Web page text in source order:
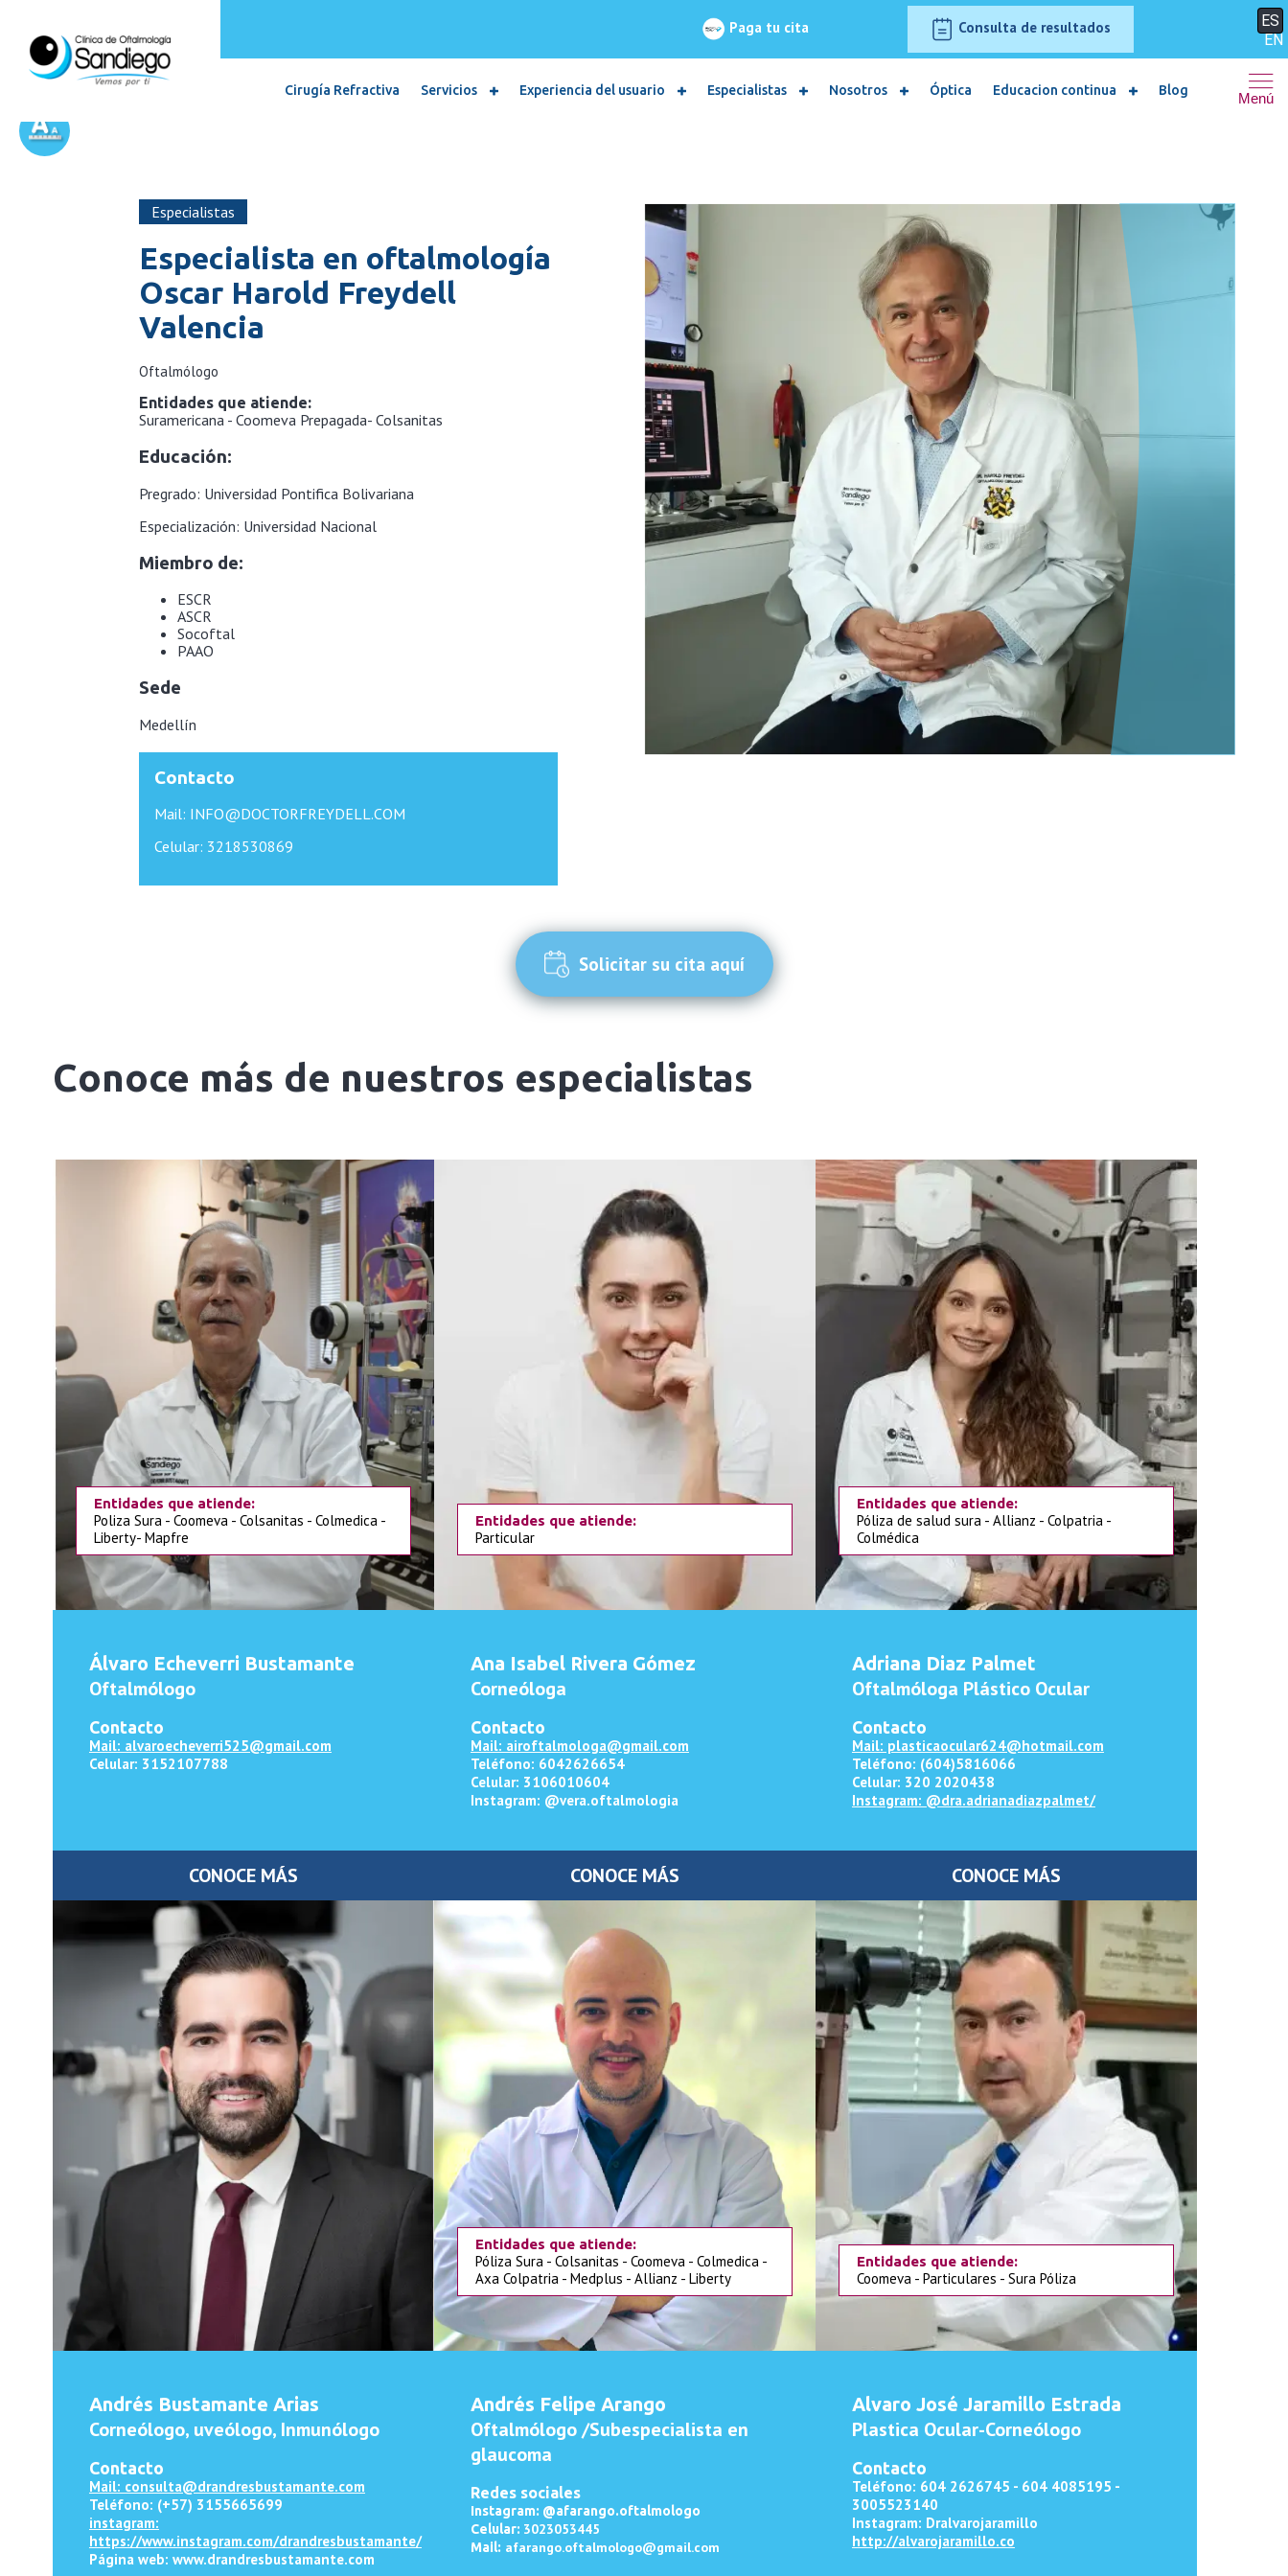
Paga tu cita Consulta de resultados
ES
EN
Cirugía Refractiva Servicios Experiencia del usuario Especialistas Nosotros Óptica Educacion continua Blog Menú
Especialistas
Especialista en oftalmología
Oscar Harold Freydell
Valencia
Oftalmólogo
Entidades que atiende:
Suramericana - Coomeva Prepagada- Colsanitas
Educación:
Pregrado: Universidad Pontifica Bolivariana
Especialización: Universidad Nacional
Miembro de:
ESCR
ASCR
Socoftal
PAAO
Sede
Medellín
Contacto
Mail: INFO@DOCTORFREYDELL.COM
Celular: 3218530869
Solicitar su cita aquí
Conoce más de nuestros especialistas
Entidades que atiende:
Poliza Sura - Coomeva - Colsanitas - Colmedica -
Liberty- Mapfre
Álvaro Echeverri Bustamante
Oftalmólogo
Contacto
Mail: alvaroecheverri525@gmail.com
Celular: 3152107788
CONOCE MÁS
Entidades que atiende:
Particular
Ana Isabel Rivera Gómez
Corneóloga
Contacto
Mail: airoftalmologa@gmail.com
Teléfono: 6042626654
Celular: 3106010604
Instagram: @vera.oftalmologia
CONOCE MÁS
Entidades que atiende:
Póliza de salud sura - Allianz - Colpatria -
Colmédica
Adriana Diaz Palmet
Oftalmóloga Plástico Ocular
Contacto
Mail: plasticaocular624@hotmail.com
Teléfono: (604)5816066
Celular: 320 2020438
Instagram: @dra.adrianadiazpalmet/
CONOCE MÁS
Andrés Bustamante Arias
Corneólogo, uveólogo, Inmunólogo
Contacto
Mail: consulta@drandresbustamante.com
Teléfono: (+57) 3155665699
instagram:
https://www.instagram.com/drandresbustamante/
Página web: www.drandresbustamante.com
Entidades que atiende:
Póliza Sura - Colsanitas - Coomeva - Colmedica -
Axa Colpatria - Medplus - Allianz - Liberty
Andrés Felipe Arango
Oftalmólogo /Subespecialista en
glaucoma
Redes sociales
Instagram: @afarango.oftalmologo
Celular: 3023053445
Mail: afarango.oftalmologo@gmail.com
Entidades que atiende:
Coomeva - Particulares - Sura Póliza
Alvaro José Jaramillo Estrada
Plastica Ocular-Corneólogo
Contacto
Teléfono: 604 2626745 - 604 4085195 -
3005523140
Instagram: Dralvarojaramillo
http://alvarojaramillo.co